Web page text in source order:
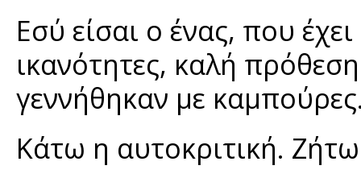
Εσύ είσαι ο ένας, που
ικανότητες, καλή
γεννήθηκαν με
Κάτω η αυτοκριτική.